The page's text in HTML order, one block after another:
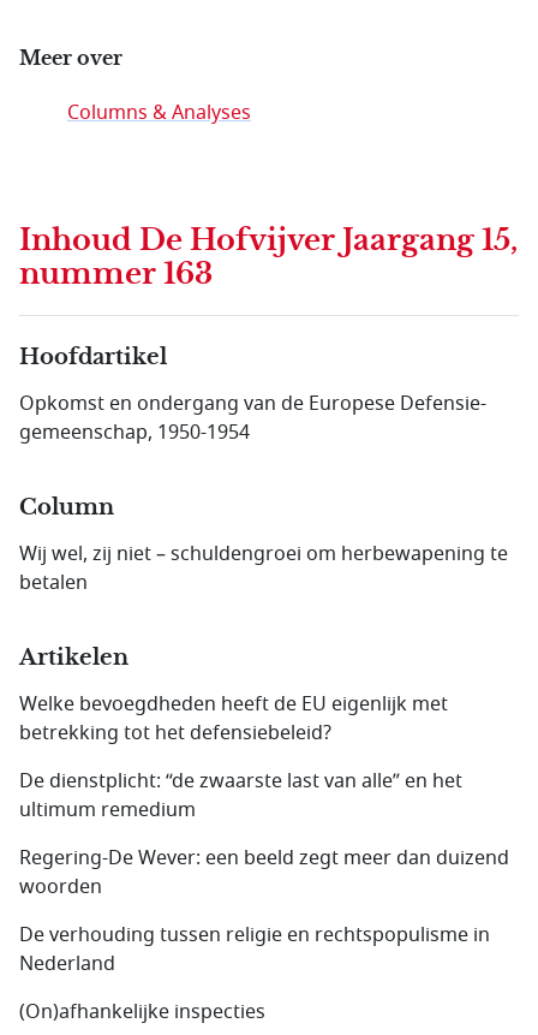
Meer over
Columns & Analyses
Inhoud De Hofvijver Jaargang 15,
nummer 163
Hoofdartikel
Opkomst en ondergang van de Europese Defensie­
gemeen­schap, 1950-1954
Column
Wij wel, zij niet – schuldengroei om herbewapening te
betalen
Artikelen
Welke bevoegdheden heeft de EU eigenlijk met
betrekking tot het defensiebeleid?
De dienstplicht: “de zwaarste last van alle” en het
ultimum remedium
Regering-De Wever: een beeld zegt meer dan duizend
woorden
De verhouding tussen religie en rechtspopulisme in
Nederland
(On)afhankelijke inspecties